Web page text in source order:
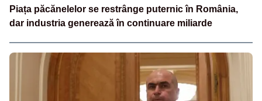
Piața păcănelelor se restrânge puternic în România,
dar industria generează în continuare miliarde